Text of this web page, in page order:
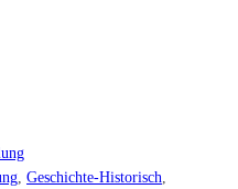
, Geschichte-Historisch,